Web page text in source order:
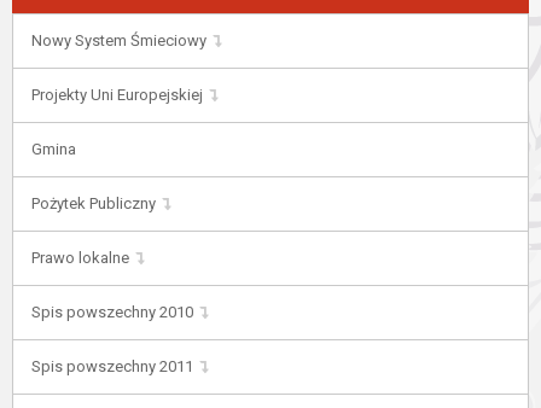
Nowy System Śmieciowy
Projekty Uni Europejskiej
Gmina
Pożytek Publiczny
Prawo lokalne
Spis powszechny 2010
Spis powszechny 2011